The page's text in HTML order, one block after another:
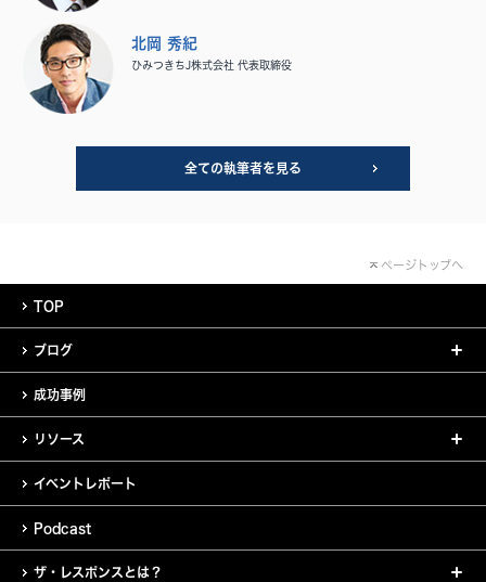
北岡 秀紀
ひみつきちJ株式会社 代表取締役
全ての執筆者を見る
ページトップへ
TOP
ブログ
成功事例
リソース
イベントレポート
Podcast
ザ・レスポンスとは？